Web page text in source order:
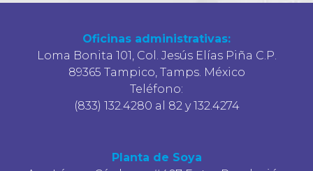
Oficinas administrativas:
Loma Bonita 101, Col. Jesús Elías Piña C.P.
89365 Tampico, Tamps. México
Teléfono:
(833) 132.4280 al 82 y 132.4274
Planta de Soya